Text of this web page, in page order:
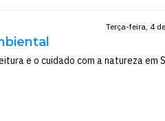
Terça-feira, 4
e o cuidado com a natureza em